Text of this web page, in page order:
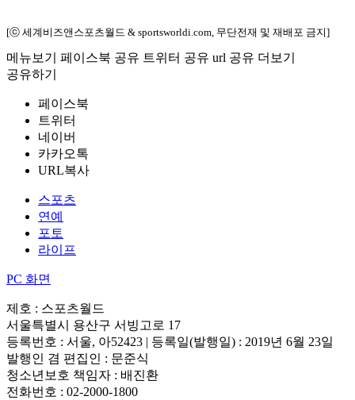
[ⓒ 세계비즈앤스포츠월드 & sportsworldi.com, 무단전재 및 재배포 금지]
메뉴보기 페이스북 공유 트위터 공유 url 공유 더보기
공유하기
페이스북
트위터
네이버
카카오톡
URL복사
스포츠
연예
포토
라이프
PC 화면
제호 : 스포츠월드
서울특별시 용산구 서빙고로 17
등록번호 : 서울, 아52423 | 등록일(발행일) : 2019년 6월 23일
발행인 겸 편집인 : 문준식
청소년보호 책임자 : 배진환
전화번호 : 02-2000-1800